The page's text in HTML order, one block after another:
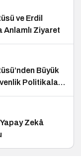
ve Erdil
Anlamlı Ziyaret
Büyük
Politikaları
Zekâ